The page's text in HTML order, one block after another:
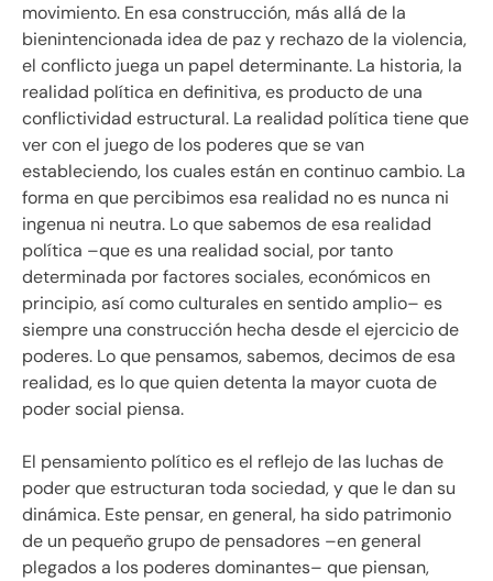
movimiento. En esa construcción, más allá de la
bienintencionada idea de paz y rechazo de la violencia,
el conflicto juega un papel determinante. La historia, la
realidad política en definitiva, es producto de una
conflictividad estructural. La realidad política tiene que
ver con el juego de los poderes que se van
estableciendo, los cuales están en continuo cambio. La
forma en que percibimos esa realidad no es nunca ni
ingenua ni neutra. Lo que sabemos de esa realidad
política –que es una realidad social, por tanto
determinada por factores sociales, económicos en
principio, así como culturales en sentido amplio– es
siempre una construcción hecha desde el ejercicio de
poderes. Lo que pensamos, sabemos, decimos de esa
realidad, es lo que quien detenta la mayor cuota de
poder social piensa.
El pensamiento político es el reflejo de las luchas de
poder que estructuran toda sociedad, y que le dan su
dinámica. Este pensar, en general, ha sido patrimonio
de un pequeño grupo de pensadores –en general
plegados a los poderes dominantes– que piensan,